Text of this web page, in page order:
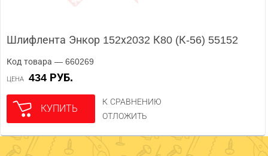
Шлифлента Энкор 152х2032 К80 (К-56) 55152
Код товара — 660269
ЦЕНА 434 РУБ.
КУПИТЬ
К СРАВНЕНИЮ
ОТЛОЖИТЬ